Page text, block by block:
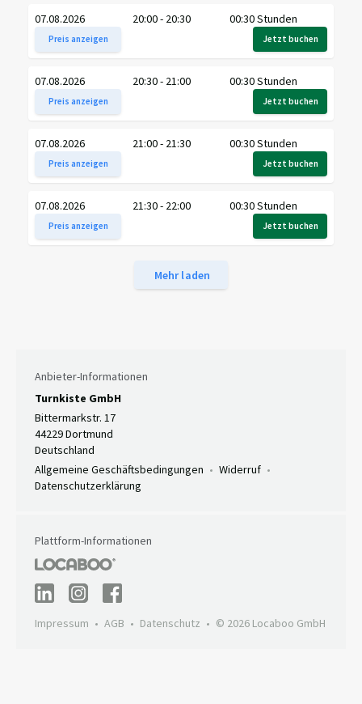
07.08.2026 20:00 - 20:30 00:30 Stunden
Preis anzeigen Jetzt buchen
07.08.2026 20:30 - 21:00 00:30 Stunden
Preis anzeigen Jetzt buchen
07.08.2026 21:00 - 21:30 00:30 Stunden
Preis anzeigen Jetzt buchen
07.08.2026 21:30 - 22:00 00:30 Stunden
Preis anzeigen Jetzt buchen
Mehr laden
Anbieter-Informationen
Turnkiste GmbH
Bittermarkstr. 17
44229 Dortmund
Deutschland
Allgemeine Geschäftsbedingungen
Widerruf
Datenschutzerklärung
Plattform-Informationen
Impressum AGB Datenschutz © 2026 Locaboo GmbH